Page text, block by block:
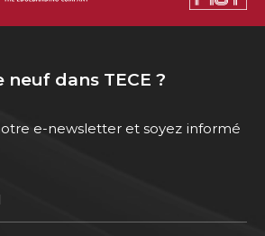
neuf dans TECE ?
e-newsletter et soyez informé